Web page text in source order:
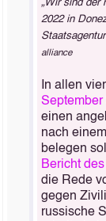
„Wir sind der
2022 in
alliance
In allen
einen
nach
belegen
Bericht
die Rede
gegen
russische